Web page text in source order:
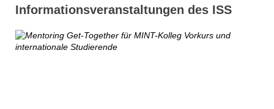
Informationsveranstaltungen des ISS